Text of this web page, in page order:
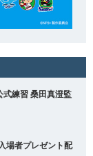
式練習 桑田真澄監
場者プレゼント配